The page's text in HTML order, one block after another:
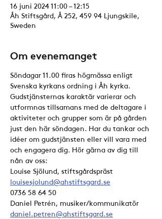
16 juni 2024 11:00 – 12:15
Åh Stiftsgård, Å 252, 459 94 Ljungskile,
Sweden
Om evenemanget
Söndagar 11.00 firas högmässa enligt
Svenska kyrkans ordning i Åh kyrka.
Gudstjänsternas karaktär varierar och
utformnas tillsamans med de deltagare i
aktiviteter och grupper som är på gården
just den här söndagen. Har du tankar och
idéer om gudstjänsten eller vill vara med
och engagera dig. Hör gärna av dig till
nån av oss:
Louise Sjölund, stiftsgårdspräst
louisesjolund@ahstiftsgard.se
0736 58 64 50
Daniel Petrén, musiker/kommunikatör
daniel.petren@ahstiftsgard.se